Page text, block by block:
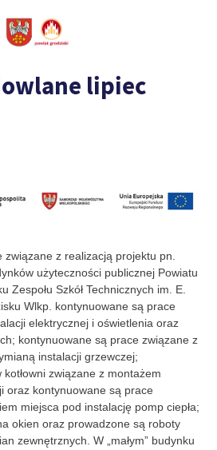
lipiec
z realizacją projektu pn.
użyteczności publicznej Powiatu
Zespołu Szkół Technicznych im. E.
Wlkp. kontynuowane są prace
elektrycznej i oświetlenia oraz
kontynuowane są prace związane z
instalacji grzewczej;
związane z montażem
oraz kontynuowane są prace
miejsca pod instalację pomp ciepła;
okien oraz prowadzone są roboty
zewnętrznych. W „małym” budynku